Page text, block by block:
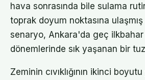
hava sonrasında bile sulama
toprak doyum noktasına
senaryo, Ankara'da geç ilkbahar
dönemlerinde sık yaşanan bir
Zeminin cıvıklığının ikinci